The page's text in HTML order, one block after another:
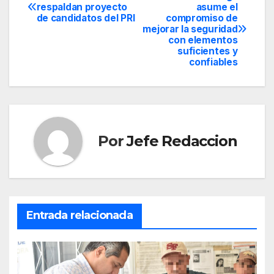
de
asume el
compromiso de
mejorar la seguridad
con elementos
suficientes y
confiables
respaldan proyecto
de candidatos del PRI
PorJefe Redaccion
Entrada relacionada